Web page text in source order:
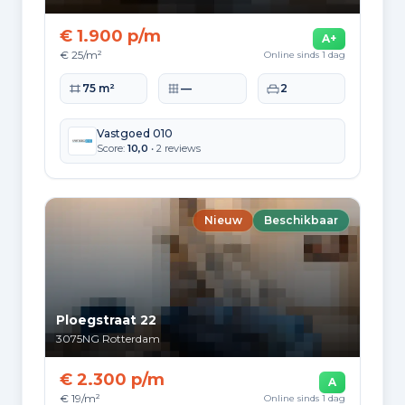
2010 tot 2020 5.469
3.475
Energie en duurzaamheid
Energielabelverdeling
Label C
71.907
51.923 27.838
Label D
26.618 25.314
Label F
€ 1.900 p/m
€ 25/m²
A+
Online sinds 1 dag
Woonoppervlakte
75 m² Perceeloppervlakte
— Slaapkamers
2
Vastgoed 010
Score: 10,0 • 2 reviews
Nieuw Beschikbaar
Ploegstraat 22
3075NG Rotterdam
€ 2.300 p/m
€ 19/m²
A
Online sinds 1 dag